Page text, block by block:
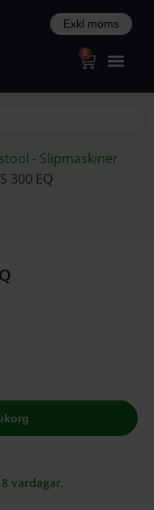
0
- Slipmaskiner
300 EQ
vardagar.